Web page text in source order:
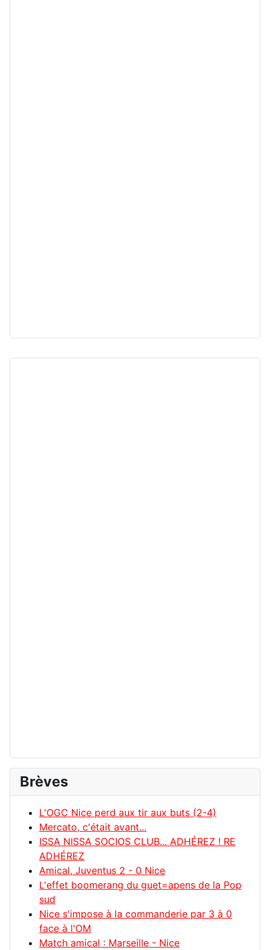
Brèves
L'OGC Nice perd aux tir aux buts (2-4)
Mercato, c'était avant...
ISSA NISSA SOCIOS CLUB... ADHÉREZ ! RE
ADHÉREZ
Amical, Juventus 2 - 0 Nice
L'effet boomerang du guet=apens de la Pop
sud
Nice s'impose à la commanderie par 3 à 0
face à l'OM
Match amical : Marseille - Nice